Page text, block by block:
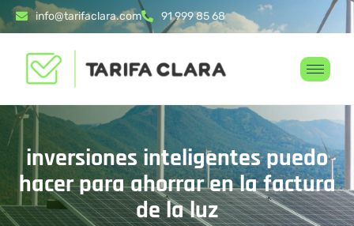
info@tarifaclara.com 91 999 85 68
inversiones inteligentes puedo
hacer para ahorrar en la factura
de la luz